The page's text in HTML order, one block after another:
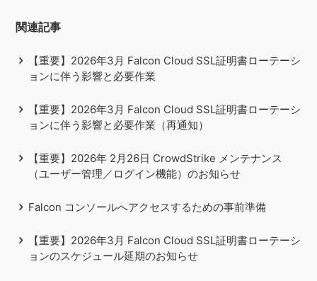
関連記事
【重要】2026年3月 Falcon Cloud SSL証明書ローテーシ
ョンに伴う影響と必要作業
【重要】2026年3月 Falcon Cloud SSL証明書ローテーシ
ョンに伴う影響と必要作業（再通知）
【重要】2026年 2月26日 CrowdStrike メンテナンス
（ユーザー管理／ログイン機能）のお知らせ
Falcon コンソールへアクセスするための事前準備
【重要】2026年3月 Falcon Cloud SSL証明書ローテーシ
ョンのスケジュール延期のお知らせ